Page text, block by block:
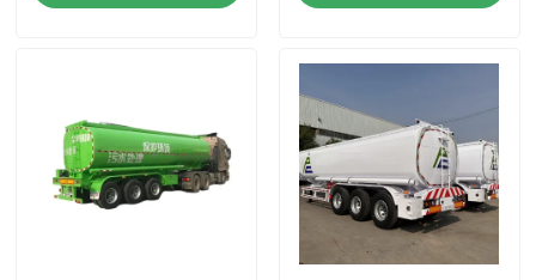
Poprosić o wycenę
Stosowane ciężarówki do zrzucania odpadów
czołgów przyczep
Zbiornik oleju Czołg